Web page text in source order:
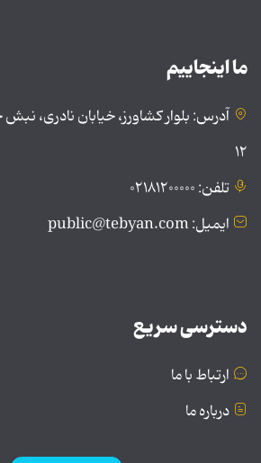
ما اینجاییم
آدرس: بلوار کشاورز، خیابان نادری،
۱۲
تلفن: ۰۲۱۸۱۲۰۰۰۰۰
ایمیل: public@tebyan.com
دسترسی سریع
ارتباط با ما
درباره ما